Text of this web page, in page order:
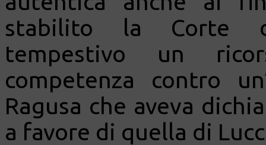
stabilito la Corte
tempestivo un
competenza contro
Ragusa che aveva
a favore di quella di